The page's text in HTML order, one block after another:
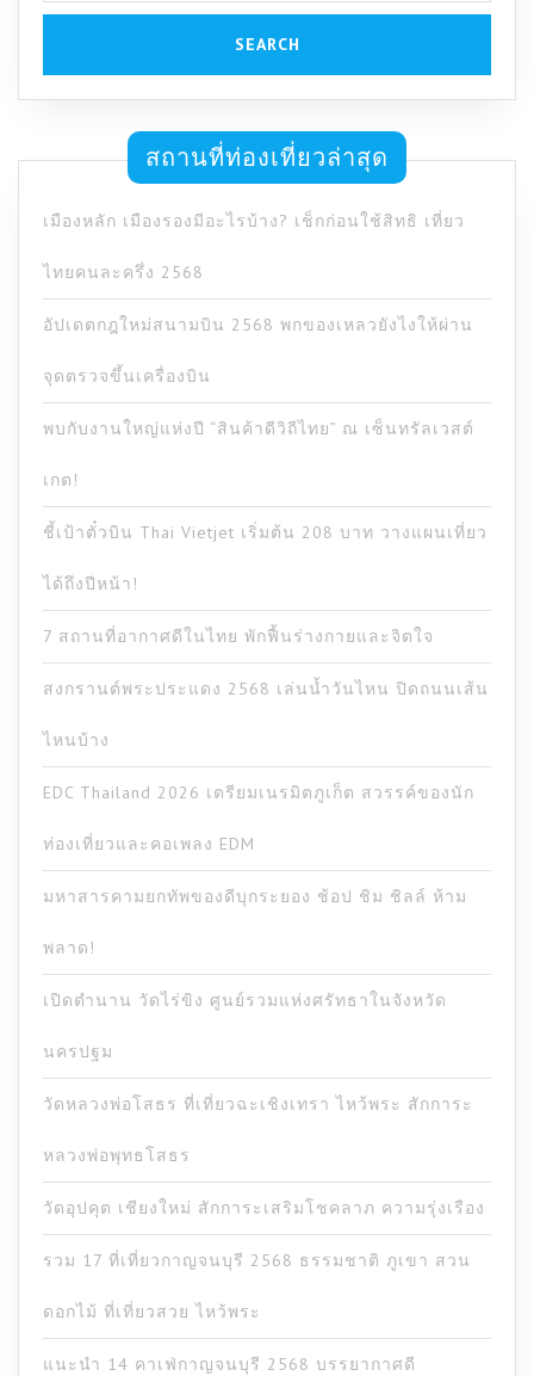
สถานที่ท่องเที่ยวล่าสุด
เมืองหลัก เมืองรองมีอะไรบ้าง? เช็กก่อนใช้สิทธิ เที่ยว
ไทยคนละครึ่ง 2568
อัปเดตกฎใหม่สนามบิน 2568 พกของเหลวยังไงให้ผ่าน
จุดตรวจขึ้นเครื่องบิน
พบกับงานใหญ่แห่งปี “สินค้าดีวิถีไทย” ณ เซ็นทรัลเวสต์
เกต!
ชี้เป้าตั๋วบิน Thai Vietjet เริ่มต้น 208 บาท วางแผนเที่ยว
ได้ถึงปีหน้า!
7 สถานที่อากาศดีในไทย พักฟื้นร่างกายและจิตใจ
สงกรานต์พระประแดง 2568 เล่นน้ำวันไหน ปิดถนนเส้น
ไหนบ้าง
EDC Thailand 2026 เตรียมเนรมิตภูเก็ต สวรรค์ของนัก
ท่องเที่ยวและคอเพลง EDM
มหาสารคามยกทัพของดีบุกระยอง ช้อป ชิม ชิลล์ ห้าม
พลาด!
เปิดตำนาน วัดไร่ขิง ศูนย์รวมแห่งศรัทธาในจังหวัด
นครปฐม
วัดหลวงพ่อโสธร ที่เที่ยวฉะเชิงเทรา ไหว้พระ สักการะ
หลวงพ่อพุทธโสธร
วัดอุปคุต เชียงใหม่ สักการะเสริมโชคลาภ ความรุ่งเรือง
รวม 17 ที่เที่ยวกาญจนบุรี 2568 ธรรมชาติ ภูเขา สวน
ดอกไม้ ที่เที่ยวสวย ไหว้พระ
แนะนำ 14 คาเฟ่กาญจนบุรี 2568 บรรยากาศดี